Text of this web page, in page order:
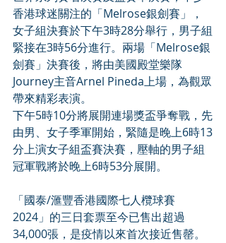
香港球迷關注的「Melrose銀劍賽」，
女子組決賽於下午3時28分舉行，男子組
緊接在3時56分進行。兩場「Melrose銀
劍賽」決賽後，將由美國殿堂樂隊
Journey主音Arnel Pineda上場，為觀眾
帶來精彩表演。
下午5時10分將展開連場獎盃爭奪戰，先
由男、女子季軍開始，緊隨是晚上6時13
分上演女子組盃賽決賽，壓軸的男子組
冠軍戰將於晚上6時53分展開。
「國泰/滙豐香港國際七人欖球賽
2024」的三日套票至今已售出超過
34,000張，是疫情以來首次接近售罄。